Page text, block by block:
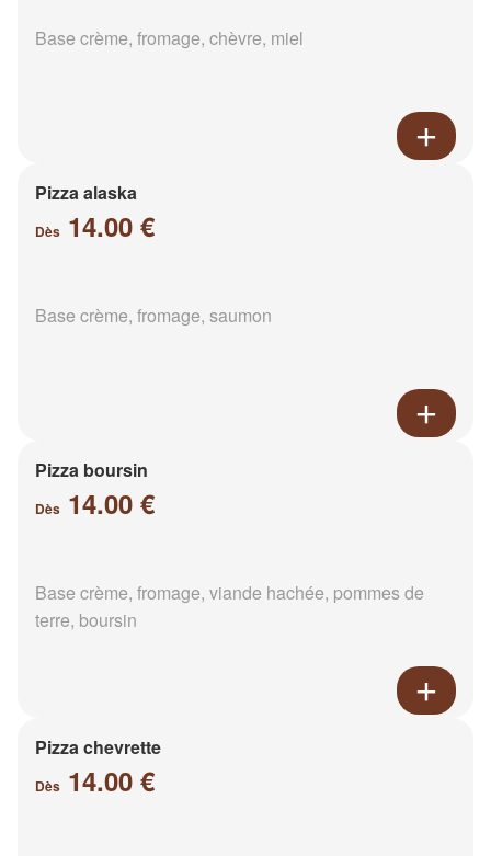
Base crème, fromage, chèvre, miel
Pizza alaska
Dès 14.00 €
Base crème, fromage, saumon
Pizza boursin
Dès 14.00 €
Base crème, fromage, viande hachée, pommes de
terre, boursin
Pizza chevrette
Dès 14.00 €